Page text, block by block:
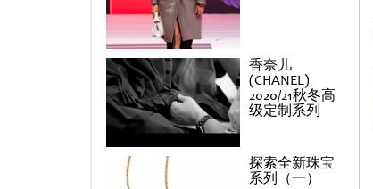
香奈儿
(CHANEL)
2020/21秋冬高
级定制系列
探索全新珠宝
系列（一）